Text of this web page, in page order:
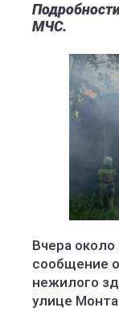
МЧС.
Вчера
сообщение
нежилого
улице